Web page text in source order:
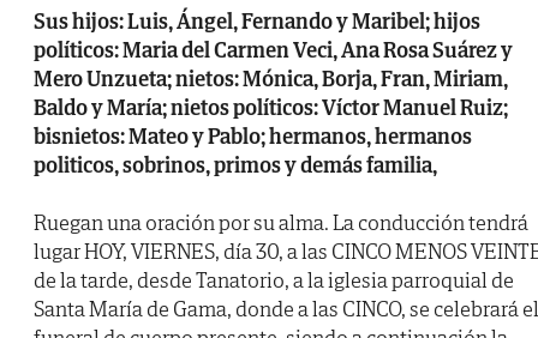
Sus hijos: Luis, Ángel, Fernando y Maribel; hijos
políticos: Maria del Carmen Veci, Ana Rosa Suárez y
Mero Unzueta; nietos: Mónica, Borja, Fran, Miriam,
Baldo y María; nietos políticos: Víctor Manuel Ruiz;
bisnietos: Mateo y Pablo; hermanos, hermanos
politicos, sobrinos, primos y demás familia,
Ruegan una oración por su alma. La conducción tendrá
lugar HOY, VIERNES, día 30, a las CINCO MENOS
de la tarde, desde Tanatorio, a la iglesia parroquial de
Santa María de Gama, donde a las CINCO, se celebrará el